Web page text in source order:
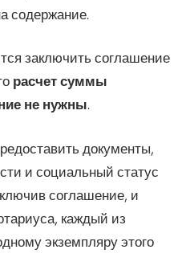
содержание.
заключить соглашение
расчет суммы
не нужны.
документы,
и социальный статус
соглашение, и
каждый из
экземпляру этого